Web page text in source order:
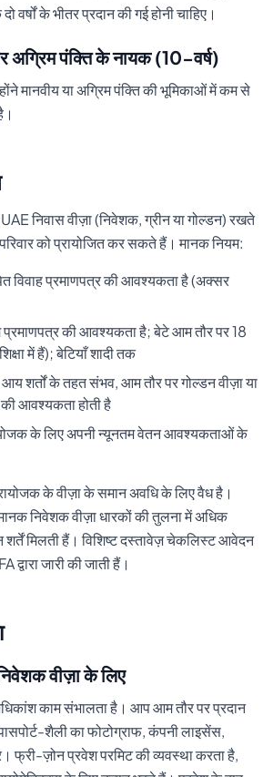
के भीतर प्रदान की गई होनी चाहिए।
अग्रिम पंक्ति के नायक (10-वर्ष)
मानवीय या अग्रिम पंक्ति की भूमिकाओं में कम से
निवास वीज़ा (निवेशक, ग्रीन या गोल्डन) रखते
को प्रायोजित कर सकते हैं। मानक नियम:
विवाह प्रमाणपत्र की आवश्यकता है (अक्सर
प्रमाणपत्र की आवश्यकता है; बेटे आम तौर पर 18
में हैं); बेटियाँ शादी तक
आय शर्तों के तहत संभव, आम तौर पर गोल्डन वीज़ा या
आवश्यकता होती है
के लिए अपनी न्यूनतम वेतन आवश्यकताओं के
के वीज़ा के समान अवधि के लिए वैध है।
निवेशक वीज़ा धारकों की तुलना में अधिक
शर्तें मिलती हैं। विशिष्ट दस्तावेज़ चेकलिस्ट आवेदन
जारी की जाती हैं।
वीज़ा के लिए
काम संभालता है। आप आम तौर पर प्रदान
शैली का फोटोग्राफ, कंपनी लाइसेंस,
फ्री-ज़ोन प्रवेश परमिट की व्यवस्था करता है,